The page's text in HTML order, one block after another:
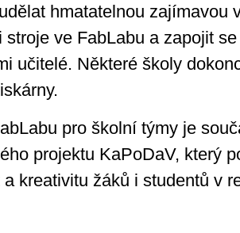
hmatatelnou zajímavou
stroje ve FabLabu a zapojit
učitelé. Některé školy
pro školní týmy je
projektu KaPoDaV, který
kreativitu žáků i studentů v